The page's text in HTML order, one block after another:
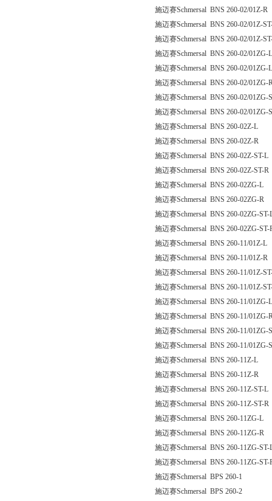
施迈赛Schmersal BNS 260-02/01Z-R
施迈赛Schmersal BNS 260-02/01Z-
施迈赛Schmersal BNS 260-02/01Z-
施迈赛Schmersal BNS 260-02/01ZG-L
施迈赛Schmersal BNS 260-02/01ZG-
施迈赛Schmersal BNS 260-02/01ZG-
施迈赛Schmersal BNS 260-02/01ZG-
施迈赛Schmersal BNS 260-02/01ZG-
施迈赛Schmersal BNS 260-02Z-L
施迈赛Schmersal BNS 260-02Z-R
施迈赛Schmersal BNS 260-02Z-ST-L
施迈赛Schmersal BNS 260-02Z-ST-R
施迈赛Schmersal BNS 260-02ZG-L
施迈赛Schmersal BNS 260-02ZG-R
施迈赛Schmersal BNS 260-02ZG-ST-
施迈赛Schmersal BNS 260-02ZG-ST-
施迈赛Schmersal BNS 260-11/01Z-L
施迈赛Schmersal BNS 260-11/01Z-R
施迈赛Schmersal BNS 260-11/01Z-
施迈赛Schmersal BNS 260-11/01Z-
施迈赛Schmersal BNS 260-11/01ZG-L
施迈赛Schmersal BNS 260-11/01ZG-
施迈赛Schmersal BNS 260-11/01ZG-
施迈赛Schmersal BNS 260-11/01ZG-
施迈赛Schmersal BNS 260-11Z-L
施迈赛Schmersal BNS 260-11Z-R
施迈赛Schmersal BNS 260-11Z-ST-L
施迈赛Schmersal BNS 260-11Z-ST-R
施迈赛Schmersal BNS 260-11ZG-L
施迈赛Schmersal BNS 260-11ZG-R
施迈赛Schmersal BNS 260-11ZG-ST-
施迈赛Schmersal BNS 260-11ZG-ST-
施迈赛Schmersal BPS 260-1
施迈赛Schmersal BPS 260-2